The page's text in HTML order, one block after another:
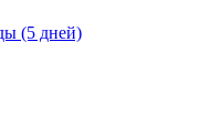
(5 дней)